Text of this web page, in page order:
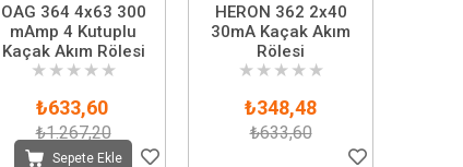
OAG 364 4x63 300
mAmp 4 Kutuplu
Kaçak Akım Rölesi
★ ★ ★ ★ ★
₺633,60
₺1.267,20
Sepete Ekle
HERON 362 2x40
30mA Kaçak Akım
Rölesi
★ ★ ★ ★ ★
₺348,48
₺633,60